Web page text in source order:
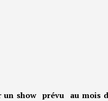
un show prévu au mois